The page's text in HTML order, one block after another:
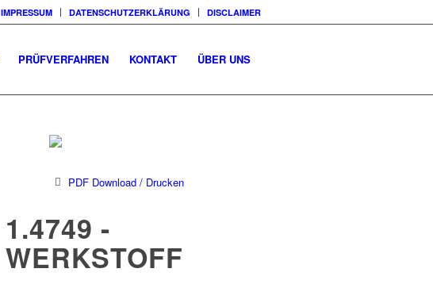
IMPRESSUM DATENSCHUTZERKLÄRUNG DISCLAIMER
PRÜFVERFAHREN KONTAKT ÜBER UNS
PDF Download / Drucken
1.4749 -
WERKSTOFF